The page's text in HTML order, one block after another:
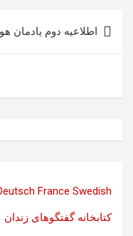
نوشته
اطلاعیه دوم یادمان
France Swedish
کتابخانه گفتگوهای زندان